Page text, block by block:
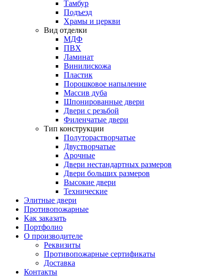
Тамбур
Подъезд
Храмы и церкви
Вид отделки
МДФ
ПВХ
Ламинат
Винилискожа
Пластик
Порошковое напыление
Массив дуба
Шпонированные двери
Двери с резьбой
Филенчатые двери
Тип конструкции
Полуторастворчатые
Двустворчатые
Арочные
Двери нестандартных размеров
Двери больших размеров
Высокие двери
Технические
Элитные двери
Противопожарные
Как заказать
Портфолио
О производителе
Реквизиты
Противопожарные сертификаты
Доставка
Контакты